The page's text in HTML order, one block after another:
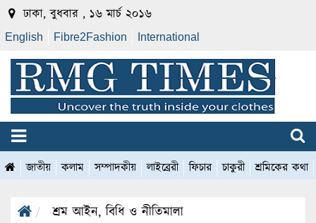
ঢাকা, বুধবার , ১৬ মার্চ ২০১৬
English Fibre2Fashion International
জাতীয় কলাম সম্পাদকীয় লাইব্রেরী ফিচার চাকুরী শ্রমিকের কথা
শ্রম আইন, বিধি ও নীতিমালা